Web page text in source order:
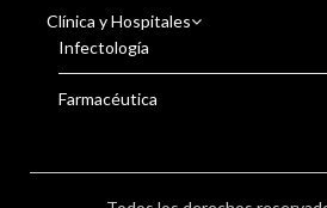
Clínica y Hospitales
Infectología
Farmacéutica